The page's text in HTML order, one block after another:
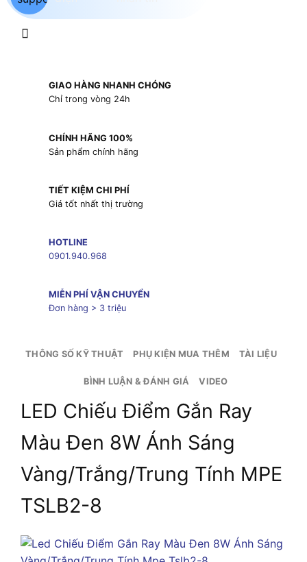
GIAO HÀNG NHANH CHÓNG
Chỉ trong vòng 24h
CHÍNH HÃNG 100%
Sản phẩm chính hãng
TIẾT KIỆM CHI PHÍ
Giá tốt nhất thị trường
HOTLINE
0901.940.968
MIỄN PHÍ VẬN CHUYỂN
Đơn hàng > 3 triệu
THÔNG SỐ KỸ THUẬT PHỤ KIỆN MUA THÊM TÀI LIỆU
BÌNH LUẬN & ĐÁNH GIÁ VIDEO
LED Chiếu Điểm Gắn Ray
Màu Đen 8W Ánh Sáng
Vàng/Trắng/Trung Tính MPE
TSLB2-8